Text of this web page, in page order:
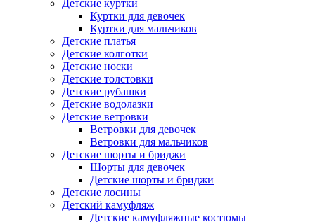
Детские куртки
Куртки для девочек
Куртки для мальчиков
Детские платья
Детские колготки
Детские носки
Детские толстовки
Детские рубашки
Детские водолазки
Детские ветровки
Ветровки для девочек
Ветровки для мальчиков
Детские шорты и бриджи
Шорты для девочек
Детские шорты и бриджи
Детские лосины
Детский камуфляж
Детские камуфляжные костюмы